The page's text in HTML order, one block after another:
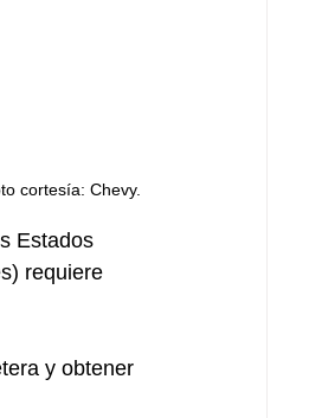
cortesía: Chevy.
Estados
requiere
y obtener